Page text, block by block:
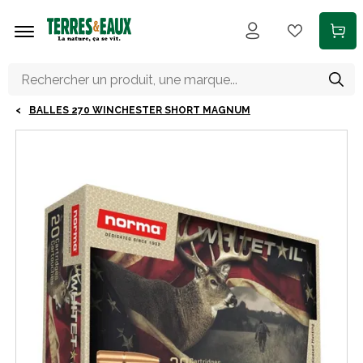
BALLES 270 WINCHESTER SHORT MAGNUM